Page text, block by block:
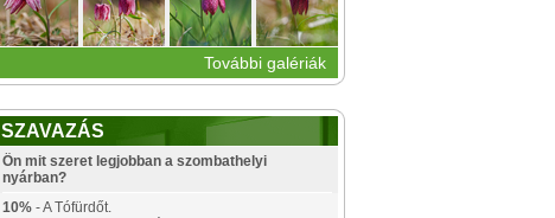
További galériák
SZAVAZÁS
Ön mit szeret legjobban a szombathelyi
nyárban?
10% - A Tófürdőt.